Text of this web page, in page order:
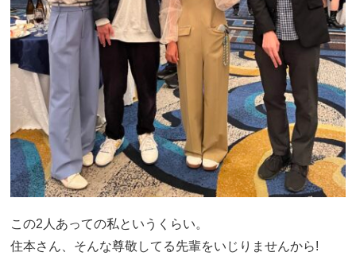
この2人あっての私というくらい。
住本さん、そんな尊敬してる先輩をいじりませんから!